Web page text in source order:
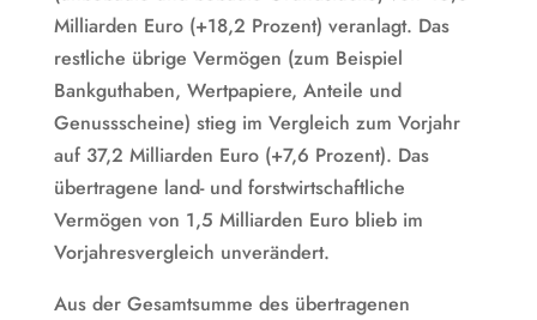
Milliarden Euro (+18,2 Prozent) veranlagt. Das
restliche übrige Vermögen (zum Beispiel
Bankguthaben, Wertpapiere, Anteile und
Genussscheine) stieg im Vergleich zum Vorjahr
auf 37,2 Milliarden Euro (+7,6 Prozent). Das
übertragene land- und forstwirtschaftliche
Vermögen von 1,5 Milliarden Euro blieb im
Vorjahresvergleich unverändert.
Aus der Gesamtsumme des übertragenen